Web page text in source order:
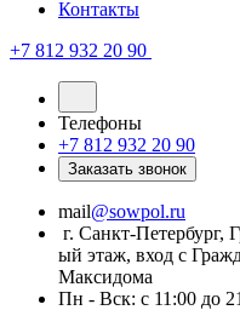
Контакты
+7 812 932 20 90
Телефоны
+7 812 932 20 90
Заказать звонок
mail@sowpol.ru
г. Санкт-Петербург,
ый этаж, вход с
Максидома
Пн - Вск: с 11:00 до